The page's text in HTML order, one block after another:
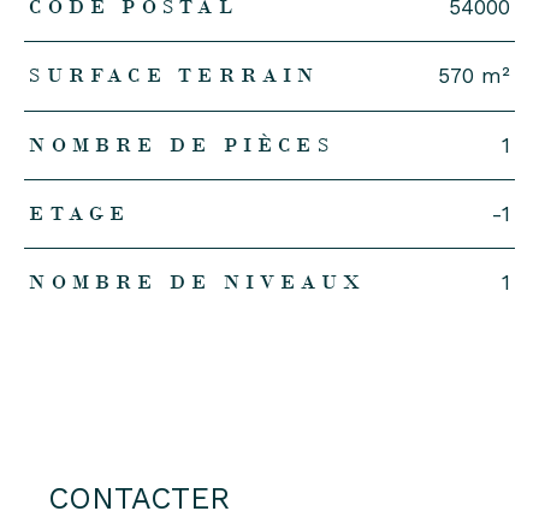
CODE POSTAL 54000
SURFACE TERRAIN 570 m²
NOMBRE DE PIÈCES 1
ETAGE -1
NOMBRE DE NIVEAUX 1
CONTACTER